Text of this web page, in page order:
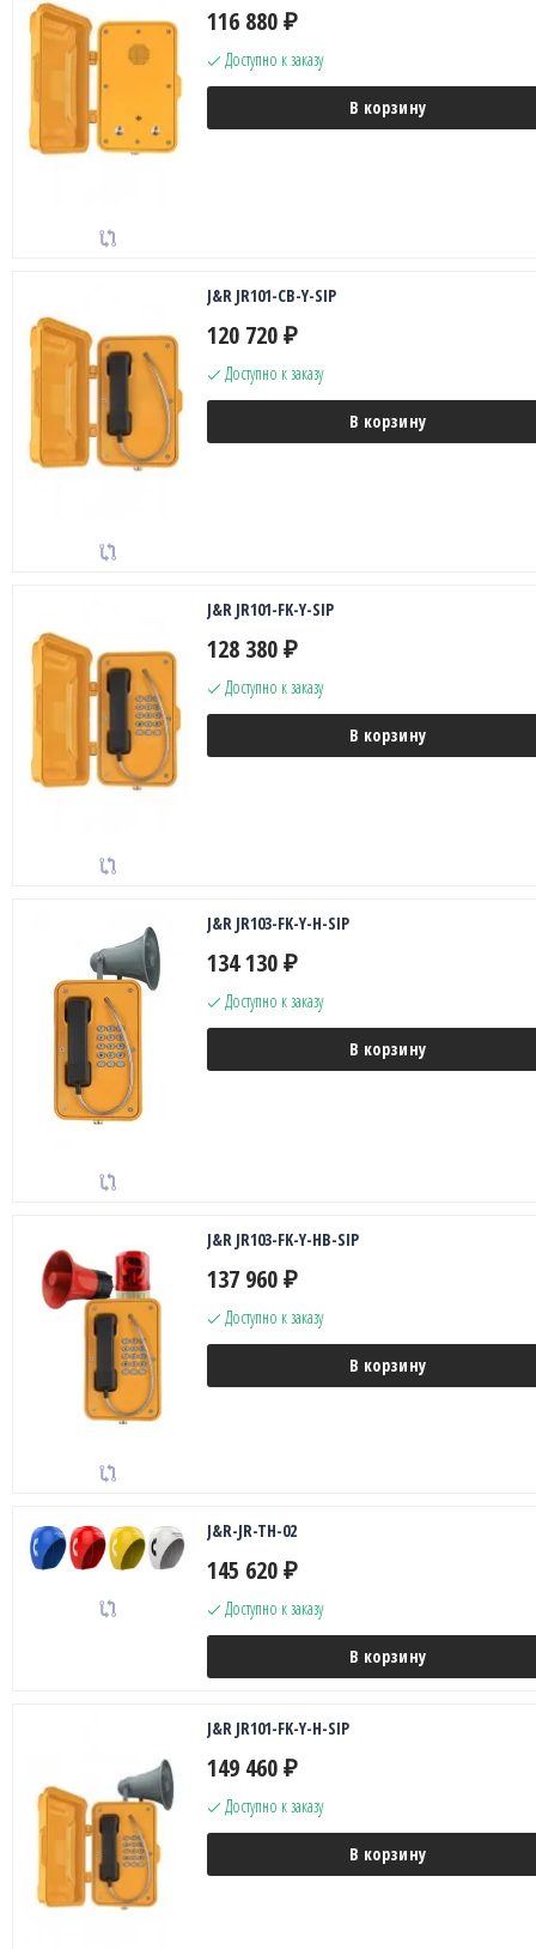
116 880 ₽
Доступно к заказу
В корзину
J&R JR101-CB-Y-SIP
120 720 ₽
Доступно к заказу
В корзину
J&R JR101-FK-Y-SIP
128 380 ₽
Доступно к заказу
В корзину
J&R JR103-FK-Y-H-SIP
134 130 ₽
Доступно к заказу
В корзину
J&R JR103-FK-Y-HB-SIP
137 960 ₽
Доступно к заказу
В корзину
J&R-JR-TH-02
145 620 ₽
Доступно к заказу
В корзину
J&R JR101-FK-Y-H-SIP
149 460 ₽
Доступно к заказу
В корзину